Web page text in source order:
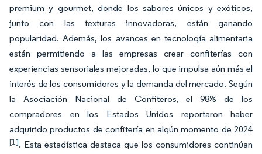
premium y gourmet, donde los sabores únicos y exóticos,
junto con las texturas innovadoras, están ganando
popularidad. Además, los avances en tecnología alimentaria
están permitiendo a las empresas crear confiterías con
experiencias sensoriales mejoradas, lo que impulsa aún más el
interés de los consumidores y la demanda del mercado. Según
la Asociación Nacional de Confiteros, el 98% de los
compradores en los Estados Unidos reportaron haber
adquirido productos de confitería en algún momento de 2024
[1]. Esta estadística destaca que los consumidores continúan